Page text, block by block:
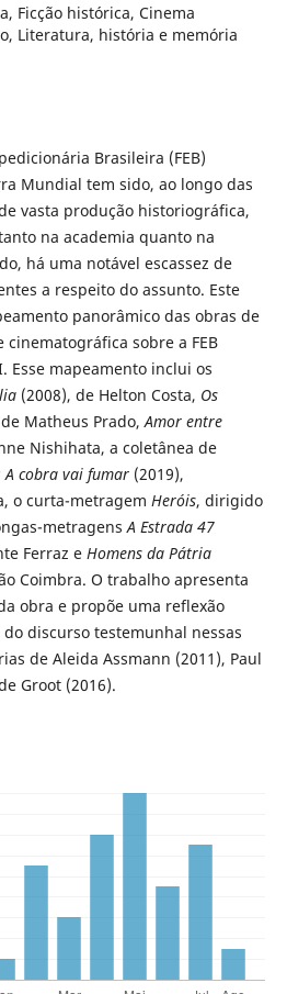
Ficção histórica, Cinema
Literatura, história e memória
Brasileira (FEB)
Mundial tem sido, ao longo das
vasta produção historiográfica,
na academia quanto na
há uma notável escassez de
a respeito do assunto. Este
panorâmico das obras de
sobre a FEB
Esse mapeamento inclui os
(2008), de Helton Costa, Os
Matheus Prado,Amor entre
Nishihata, a coletânea de
cobra vai fumar (2019),
o curta-metragem Heróis, dirigido
metragensA Estrada 47
Ferraz e Homens da Pátria
Coimbra. O trabalho apresenta
obra e propõe uma reflexão
discurso testemunhal nessas
de Aleida Assmann (2011), Paul
Groot (2016).